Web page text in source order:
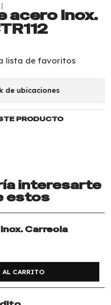
|
acero inox.
lista de favoritos
de ubicaciones
PRODUCTO
interesarte
estos
Carreola
AL CARRITO